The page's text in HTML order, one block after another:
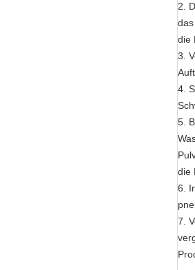
2.
die
3.
4.
5.
die
6.
7.